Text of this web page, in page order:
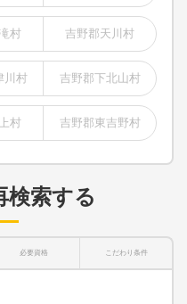
村 吉野郡天川村
川村 吉野郡下北山村
村 吉野郡東吉野村
検索する
必要資格 こだわり条件